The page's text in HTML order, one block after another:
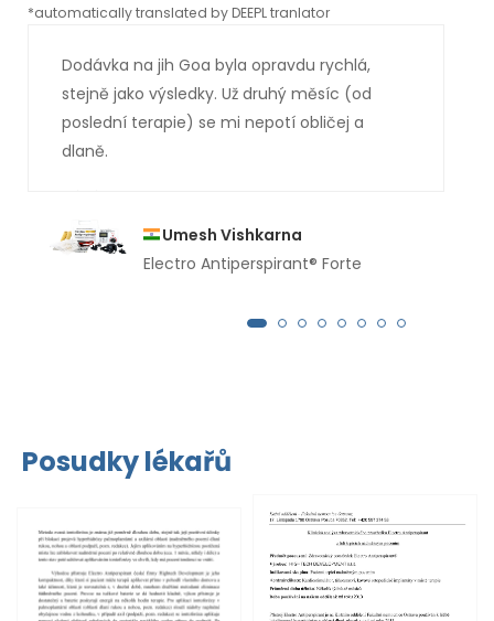
*automatically translated by DEEPL tranlator
Dodávka na jih Goa byla opravdu rychlá,
stejně jako výsledky. Už druhý měsíc (od
poslední terapie) se mi nepotí obličej a
dlaně.
Umesh Vishkarna
Electro Antiperspirant® Forte
Posudky lékařů